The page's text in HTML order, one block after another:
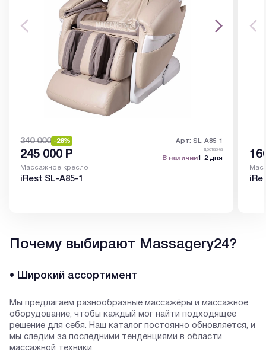
340 000 -28% Арт: SL-A85-1
245 000 Р доставка
В наличии1-2 дня
Массажное кресло
iRest SL-A85-1
Почему выбирают Massagery24?
• Широкий ассортимент
Мы предлагаем разнообразные массажёры и массажное
оборудование, чтобы каждый мог найти подходящее
решение для себя. Наш каталог постоянно обновляется, и
мы следим за последними тенденциями в области
массажной техники.